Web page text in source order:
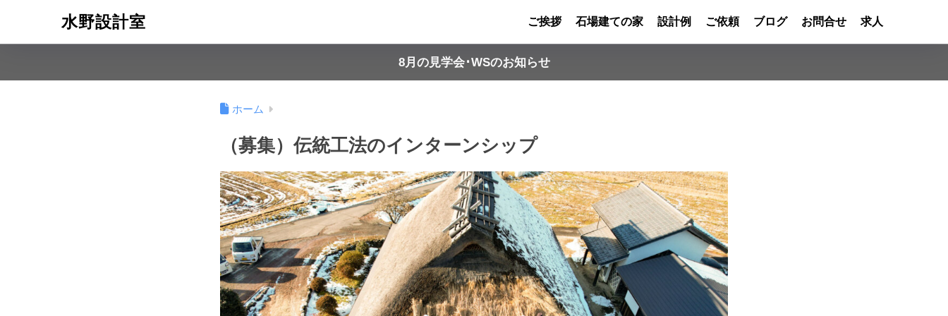
水野設計室 ご挨拶 石場建ての家 設計例 ご依頼 ブログ お問合せ 求人
8月の見学会･WSのお知らせ
ホーム
（募集）伝統工法のインターンシップ